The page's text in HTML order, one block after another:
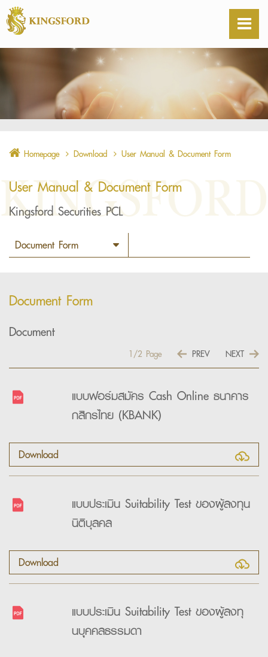
Homepage Download User Manual & Document Form
User Manual & Document Form
Kingsford Securities PCL
Document Form
Document
1/2 Page PREV NEXT
แบบฟอร์มสมัคร Cash Online ธนาคาร
กสิกรไทย (KBANK)
Download
แบบประเมิน Suitability Test ของผู้ลงทุน
นิติบุลคล
Download
แบบประเมิน Suitability Test ของผู้ลงทุ
นบุุุคคลธรรมดา